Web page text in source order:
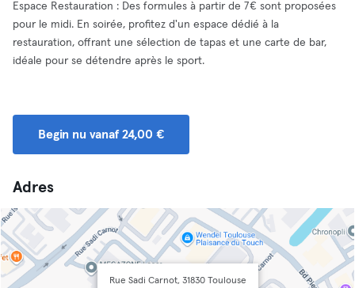
Espace Restauration : Des formules à partir de 7€ sont proposées
pour le midi. En soirée, profitez d'un espace dédié à la
restauration, offrant une sélection de tapas et une carte de bar,
idéale pour se détendre après le sport.
Begin nu vanaf 24,00 €
Adres
Rue Sadi Carnot, 31830 Toulouse